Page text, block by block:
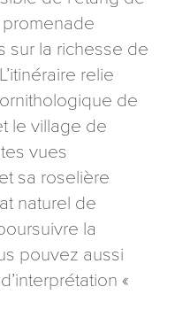
sur la richesse de
relie
de
le village de
vues
sa roselière
naturel de
la
pouvez aussi
«
titre d’identité à
Tourisme - 48
54035 NANCY